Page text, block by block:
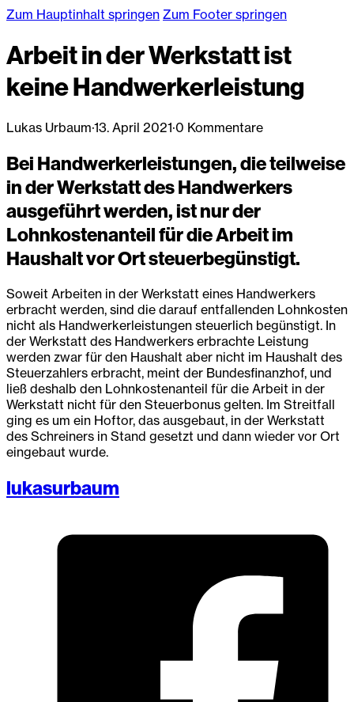
Zum Hauptinhalt springen Zum Footer springen
Arbeit in der Werkstatt ist
keine Handwerkerleistung
Lukas Urbaum·13. April 2021·0 Kommentare
Bei Handwerkerleistungen, die teilweise
in der Werkstatt des Handwerkers
ausgeführt werden, ist nur der
Lohnkostenanteil für die Arbeit im
Haushalt vor Ort steuerbegünstigt.
Soweit Arbeiten in der Werkstatt eines Handwerkers
erbracht werden, sind die darauf entfallenden Lohnkosten
nicht als Handwerkerleistungen steuerlich begünstigt. In
der Werkstatt des Handwerkers erbrachte Leistung
werden zwar für den Haushalt aber nicht im Haushalt des
Steuerzahlers erbracht, meint der Bundesfinanzhof, und
ließ deshalb den Lohnkostenanteil für die Arbeit in der
Werkstatt nicht für den Steuerbonus gelten. Im Streitfall
ging es um ein Hoftor, das ausgebaut, in der Werkstatt
des Schreiners in Stand gesetzt und dann wieder vor Ort
eingebaut wurde.
lukasurbaum